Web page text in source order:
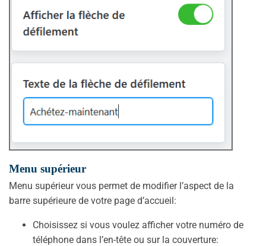
Menu supérieur
Menu supérieur vous permet de modifier l’aspect de la
barre supérieure de votre page d’accueil:
Choisissez si vous voulez afficher votre numéro de
téléphone dans l’en-tête ou sur la couverture: